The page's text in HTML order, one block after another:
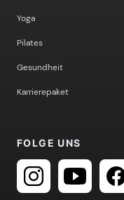
Yoga
Pilates
Gesundheit
Karrierepaket
FOLGE UNS